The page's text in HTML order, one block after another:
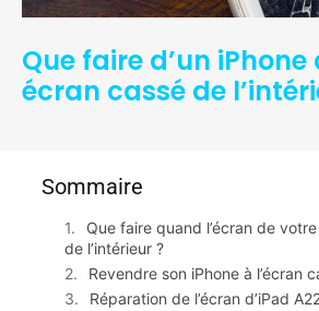
Que faire d’un
écran cassé de
Sommaire
Que faire quand l’écran de
de l’intérieur ?
Revendre son iPhone à l’écran
Réparation de l’écran d’iPad